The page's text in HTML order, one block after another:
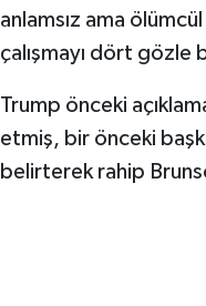
anlamsız ama
çalışmayı dört gözle
Trump önceki
etmiş, bir önceki
belirterek rahip